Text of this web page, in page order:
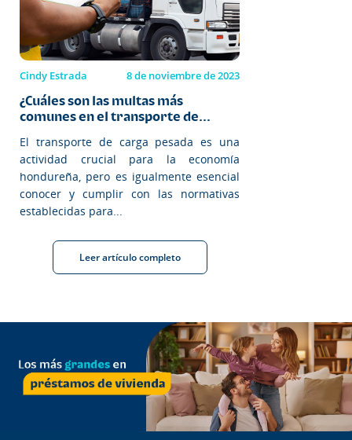
Cindy Estrada 8 de noviembre de 2023
¿Cuáles son las multas más
comunes en el transporte de...
El transporte de carga pesada es una
actividad crucial para la economía
hondureña, pero es igualmente esencial
conocer y cumplir con las normativas
establecidas para...
Leer artículo completo